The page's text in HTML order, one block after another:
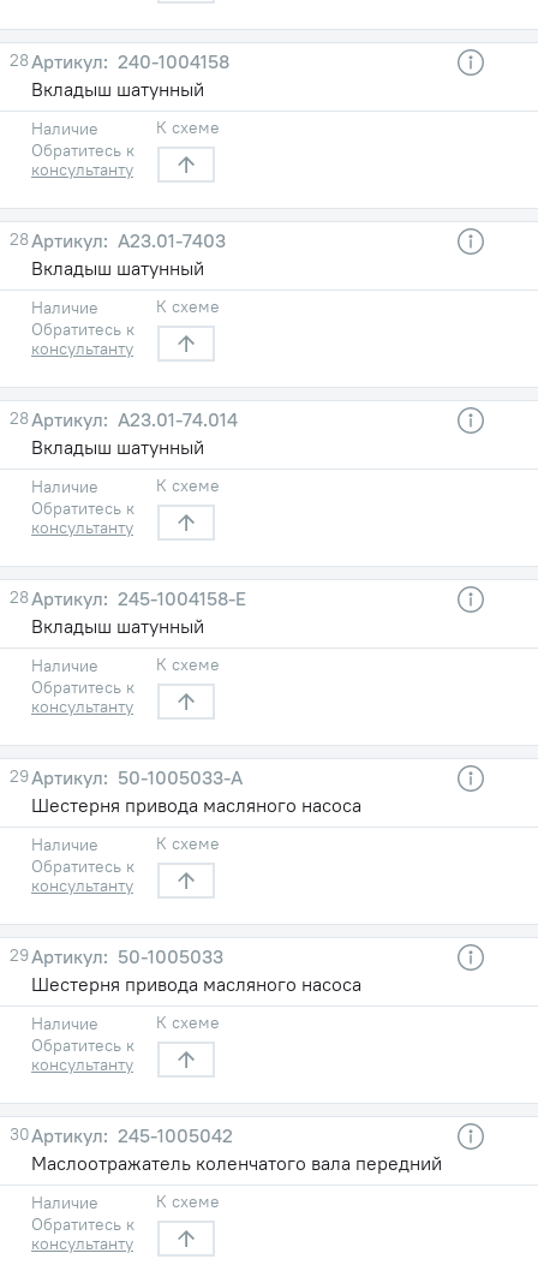
28
240-1004158
Вкладыш шатунный
Наличие
Обратитесь к
консультанту
К схеме
28
А23.01-7403
Вкладыш шатунный
Наличие
Обратитесь к
консультанту
К схеме
28
А23.01-74.014
Вкладыш шатунный
Наличие
Обратитесь к
консультанту
К схеме
28
245-1004158-Е
Вкладыш шатунный
Наличие
Обратитесь к
консультанту
К схеме
29
50-1005033-А
Шестерня привода масляного насоса
Наличие
Обратитесь к
консультанту
К схеме
29
50-1005033
Шестерня привода масляного насоса
Наличие
Обратитесь к
консультанту
К схеме
30
245-1005042
Маслоотражатель коленчатого вала передний
Наличие
Обратитесь к
консультанту
К схеме